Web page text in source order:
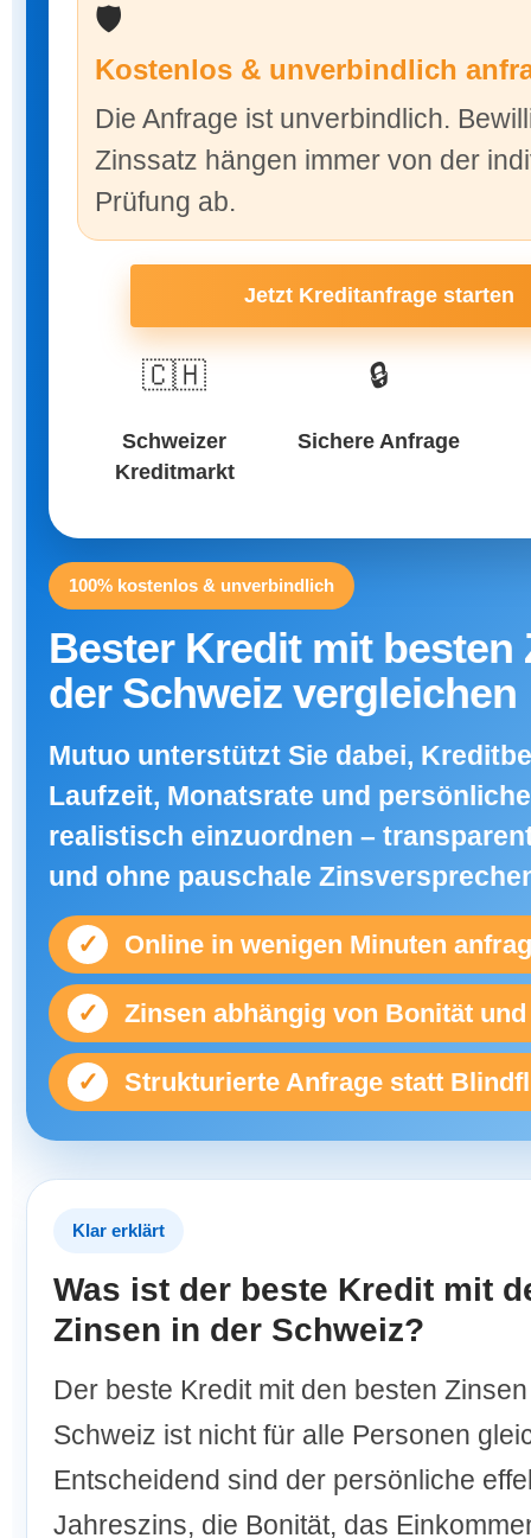
🛡️
Kostenlos & unverbindlich
Die Anfrage ist unverbindlich.
Zinssatz hängen immer von der
Prüfung ab.
Jetzt Kreditanfrage starten
🇨🇭
Schweizer
Kreditmarkt
🔒
Sichere Anfrage
100% kostenlos & unverbindlich
Bester Kredit mit besten
der Schweiz vergleichen
Mutuo unterstützt Sie dabei,
Laufzeit, Monatsrate und
realistisch einzuordnen –
und ohne pauschale
✓ Online in wenigen Minuten
✓ Zinsen abhängig von Bonität
✓ Strukturierte Anfrage statt
Klar erklärt
Was ist der beste Kredit mit
Zinsen in der Schweiz?
Der beste Kredit mit den besten
Schweiz ist nicht für alle Personen
Entscheidend sind der persönliche
Jahreszins, die Bonität, das